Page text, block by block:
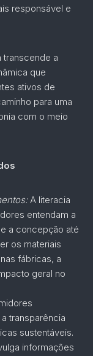
responsável e
transcende a
que
ativos de
para uma
com o meio
A literacia
entendam a
a concepção até
os materiais
fábricas, a
geral no
transparência
sustentáveis.
informações